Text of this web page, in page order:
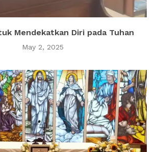
Mendekatkan Diri pada Tuhan
May 2, 2025